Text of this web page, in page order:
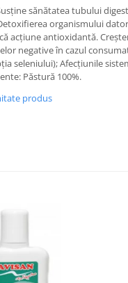
sănătatea tubului
organismului
acțiune antioxidantă.
negative în cazul
seleniului); Afecțiunile
Păstură 100%.
produs